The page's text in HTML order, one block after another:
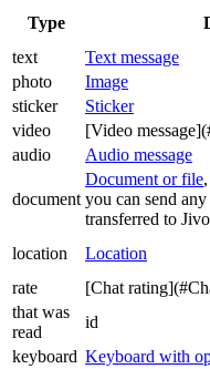
Type
text
Text message
photo
Image
sticker
Sticker
video
[Video
audio
Audio message
document
Document or file
you can send
transferred to
location Location
rate
[Chat
that was
read
id
keyboard Keyboard with